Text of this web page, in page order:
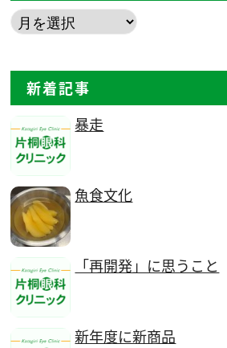
新着記事
暴走
魚食文化
「再開発」に思うこと
新年度に新商品